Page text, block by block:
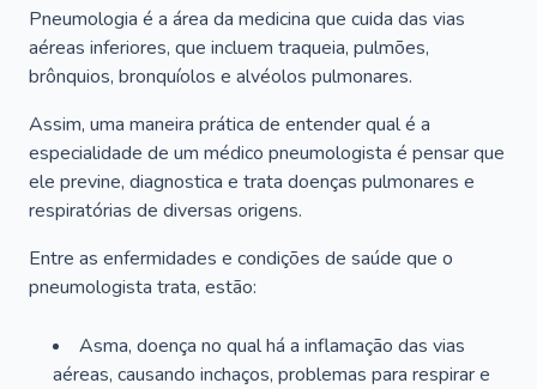
Pneumologia é a área da medicina que cuida das vias
aéreas inferiores, que incluem traqueia, pulmões,
brônquios, bronquíolos e alvéolos pulmonares.
Assim, uma maneira prática de entender qual é a
especialidade de um médico pneumologista é pensar que
ele previne, diagnostica e trata doenças pulmonares e
respiratórias de diversas origens.
Entre as enfermidades e condições de saúde que o
pneumologista trata, estão:
Asma, doença no qual há a inflamação das vias
aéreas, causando inchaços, problemas para respirar e